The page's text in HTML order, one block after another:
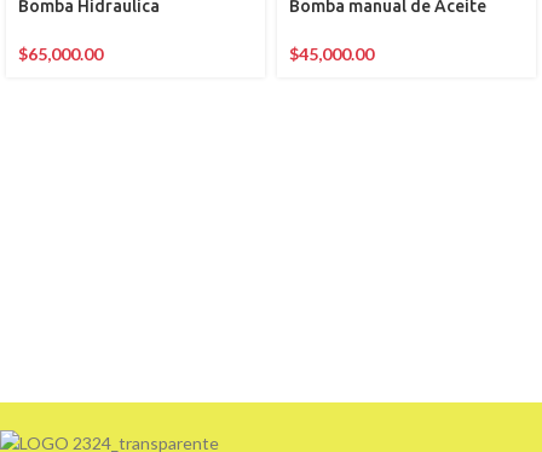
Bomba Hidraulica
$65,000.00
Bomba manual de Aceite
$45,000.00